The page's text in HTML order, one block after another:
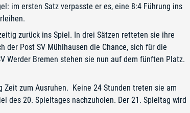
im ersten Satz verpasste er es, eine 8:4 Führung ins
zurück ins Spiel. In drei Sätzen retteten sie ihre
Post SV Mühlhausen die Chance, sich für die
Werder Bremen stehen sie nun auf dem fünften Platz.
zum Ausruhen. Keine 24 Stunden treten sie am
des 20. Spieltages nachzuholen. Der 21. Spieltag wird